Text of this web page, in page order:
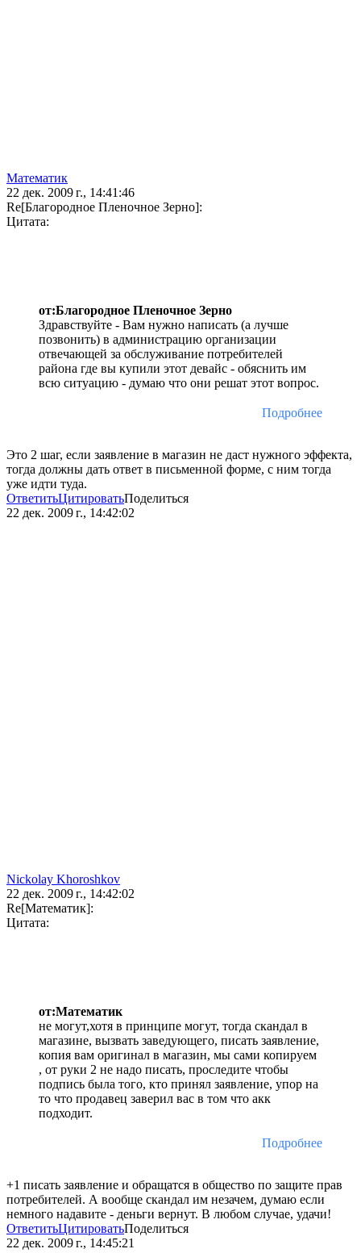
Математик
22 дек. 2009 г., 14:41:46
Re[Благородное Пленочное Зерно]:
Цитата:
от:Благородное Пленочное Зерно
Здравствуйте - Вам нужно написать (а лучше
позвонить) в администрацию организации
отвечающей за обслуживание потребителей
района где вы купили этот девайс - обяснить им
всю ситуацию - думаю что они решат этот вопрос.
Подробнее
Это 2 шаг, если заявление в магазин не даст нужного эффекта,
тогда должны дать ответ в письменной форме, с ним тогда
уже идти туда.
ОтветитьЦитироватьПоделиться
22 дек. 2009 г., 14:42:02
Nickolay Khoroshkov
22 дек. 2009 г., 14:42:02
Re[Математик]:
Цитата:
от:Математик
не могут,хотя в принципе могут, тогда скандал в
магазине, вызвать заведующего, писать заявление,
копия вам оригинал в магазин, мы сами копируем
, от руки 2 не надо писать, проследите чтобы
подпись была того, кто принял заявление, упор на
то что продавец заверил вас в том что акк
подходит.
Подробнее
+1 писать заявление и обращатся в общество по защите прав
потребителей. А вообще скандал им незачем, думаю если
немного надавите - деньги вернут. В любом случае, удачи!
ОтветитьЦитироватьПоделиться
22 дек. 2009 г., 14:45:21